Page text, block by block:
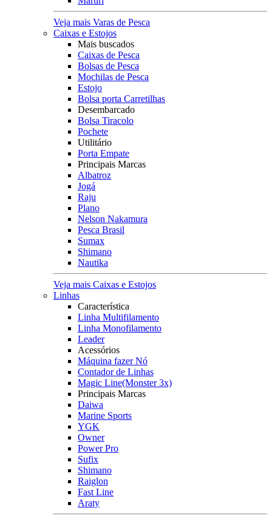
Veja mais Varas de Pesca
Caixas e Estojos
Mais buscados
Caixas de Pesca
Bolsas de Pesca
Mochilas de Pesca
Estojo
Bolsa porta Carretilhas
Desembarcado
Bolsa Tiracolo
Pochete
Utilitário
Porta Empate
Principais Marcas
Albatroz
Jogá
Raju
Plano
Nelson Nakamura
Pesca Brasil
Sumax
Shimano
Nautika
Veja mais Caixas e Estojos
Linhas
Característica
Linha Multifilamento
Linha Monofilamento
Leader
Acessórios
Máquina fazer Nó
Contador de Linhas
Magic Line(Monster 3x)
Principais Marcas
Daiwa
Marine Sports
YGK
Owner
Power Pro
Sufix
Shimano
Raiglon
Fast Line
Araty